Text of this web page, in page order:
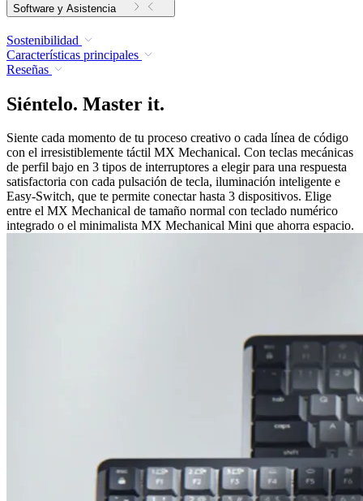
Software y Asistencia
Sostenibilidad
Características principales
Reseñas
Siéntelo. Master it.
Siente cada momento de tu proceso creativo o cada línea de código
con el irresistiblemente táctil MX Mechanical. Con teclas mecánicas
de perfil bajo en 3 tipos de interruptores a elegir para una respuesta
satisfactoria con cada pulsación de tecla, iluminación inteligente e
Easy-Switch, que te permite conectar hasta 3 dispositivos. Elige
entre el MX Mechanical de tamaño normal con teclado numérico
integrado o el minimalista MX Mechanical Mini que ahorra espacio.